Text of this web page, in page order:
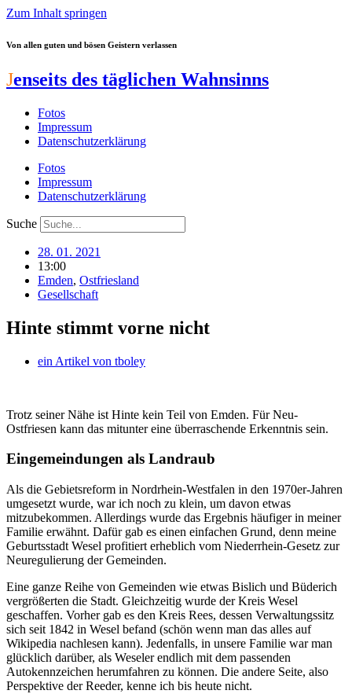
Zum Inhalt springen
Von allen guten und bösen Geistern verlassen
Jenseits des täglichen Wahnsinns
Fotos
Impressum
Datenschutzerklärung
Fotos
Impressum
Datenschutzerklärung
Suche
28. 01. 2021
13:00
Emden, Ostfriesland
Gesellschaft
Hinte stimmt vorne nicht
ein Artikel von tboley
Trotz seiner Nähe ist Hinte kein Teil von Emden. Für Neu-
Ostfriesen kann das mitunter eine überraschende Erkenntnis sein.
Eingemeindungen als Landraub
Als die Gebietsreform in Nordrhein-Westfalen in den 1970er-Jahren
umgesetzt wurde, war ich noch zu klein, um davon etwas
mitzubekommen. Allerdings wurde das Ergebnis häufiger in meiner
Familie erwähnt. Dafür gab es einen einfachen Grund, denn meine
Geburtsstadt Wesel profitiert erheblich vom Niederrhein-Gesetz zur
Neuregulierung der Gemeinden.
Eine ganze Reihe von Gemeinden wie etwas Bislich und Büderich
vergrößerten die Stadt. Gleichzeitig wurde der Kreis Wesel
geschaffen. Vorher gab es den Kreis Rees, dessen Verwaltungssitz
sich seit 1842 in Wesel befand (schön wenn man das alles auf
Wikipedia nachlesen kann). Jedenfalls, in unsere Familie war man
glücklich darüber, als Weseler endlich mit dem passenden
Autokennzeichen herumfahren zu können. Die andere Seite, also
Perspektive der Reeder, kenne ich bis heute nicht.